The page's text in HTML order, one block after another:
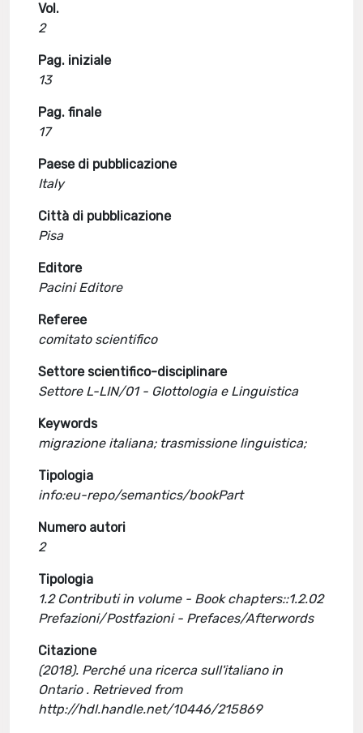
Vol.
2
Pag. iniziale
13
Pag. finale
17
Paese di pubblicazione
Italy
Città di pubblicazione
Pisa
Editore
Pacini Editore
Referee
comitato scientifico
Settore scientifico-disciplinare
Settore L-LIN/01 - Glottologia e Linguistica
Keywords
migrazione italiana; trasmissione linguistica;
Tipologia
info:eu-repo/semantics/bookPart
Numero autori
2
Tipologia
1.2 Contributi in volume - Book chapters::1.2.02
Prefazioni/Postfazioni - Prefaces/Afterwords
Citazione
(2018). Perché una ricerca sull'italiano in
Ontario . Retrieved from
http://hdl.handle.net/10446/215869